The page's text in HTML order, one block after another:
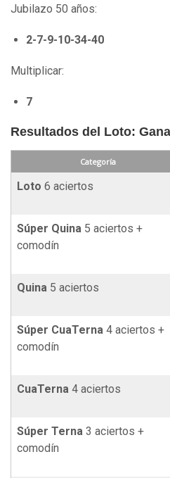
Jubilazo 50 años:
2-7-9-10-34-40
Multiplicar:
7
Resultados del Loto:
Categoría
Loto 6 aciertos
Súper Quina 5 aciertos +
comodín
Quina 5 aciertos
Súper CuaTerna 4 aciertos +
comodín
CuaTerna 4 aciertos
Súper Terna 3 aciertos +
comodín